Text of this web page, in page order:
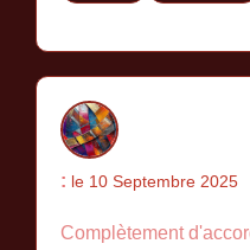
: le 10 Septembre 2025
Complètement